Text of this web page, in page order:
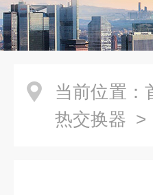
当前位置：
热交换器 >